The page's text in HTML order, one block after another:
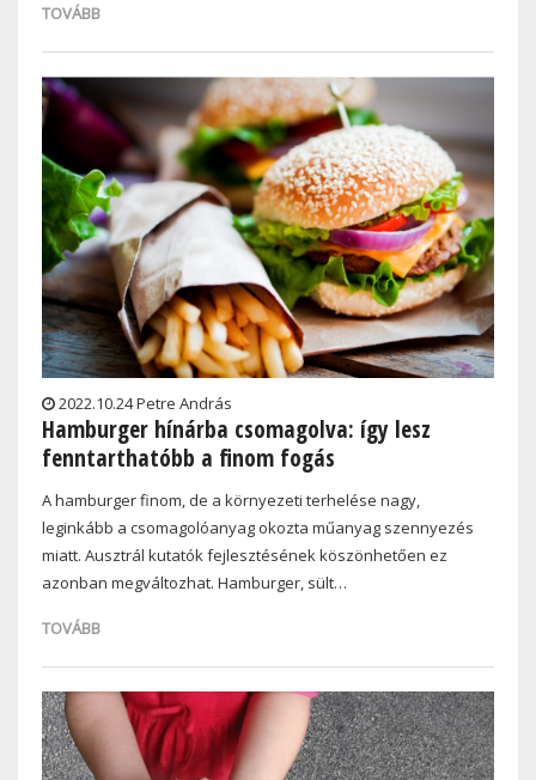
TOVÁBB
2022.10.24 Petre András
Hamburger hínárba csomagolva: így lesz
fenntarthatóbb a finom fogás
A hamburger finom, de a környezeti terhelése nagy,
leginkább a csomagolóanyag okozta műanyag szennyezés
miatt. Ausztrál kutatók fejlesztésének köszönhetően ez
azonban megváltozhat. Hamburger, sült…
TOVÁBB